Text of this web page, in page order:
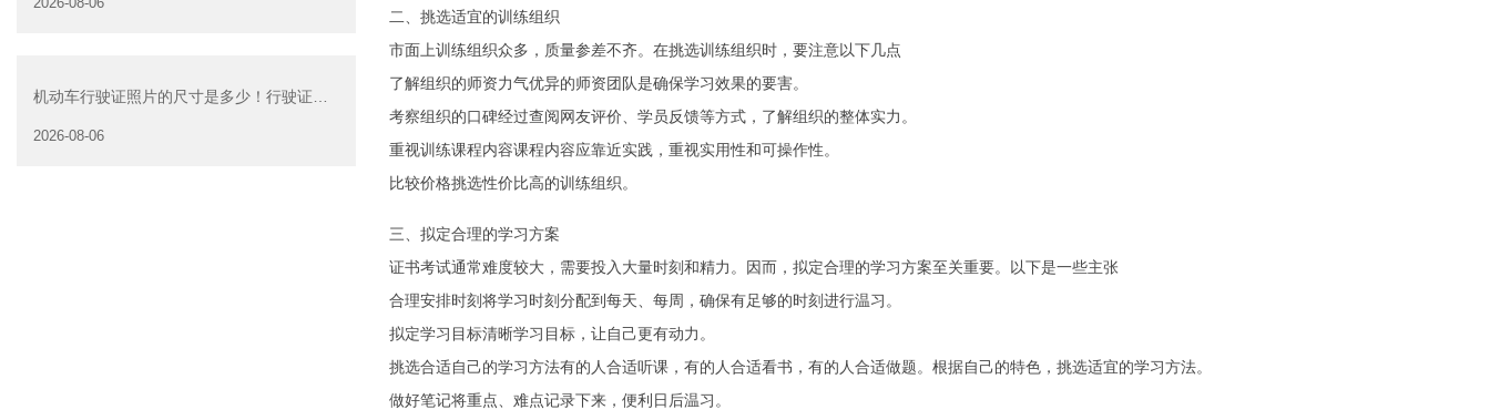
机动车行驶证照片的尺寸是多少！行驶证照
2026-08-06
二、挑选适宜的训练组织
市面上训练组织众多，质量参差不齐。在挑选训练组织时，要注意以下几点
了解组织的师资力气优异的师资团队是确保学习效果的要害。
考察组织的口碑经过查阅网友评价、学员反馈等方式，了解组织的整体实力。
重视训练课程内容课程内容应靠近实践，重视实用性和可操作性。
比较价格挑选性价比高的训练组织。
三、拟定合理的学习方案
证书考试通常难度较大，需要投入大量时刻和精力。因而，拟定合理的学习方案至关重要。以下是一些主张
合理安排时刻将学习时刻分配到每天、每周，确保有足够的时刻进行温习。
拟定学习目标清晰学习目标，让自己更有动力。
挑选合适自己的学习方法有的人合适听课，有的人合适看书，有的人合适做题。根据自己的特色，挑选适宜的学习方法。
做好笔记将重点、难点记录下来，便利日后温习。